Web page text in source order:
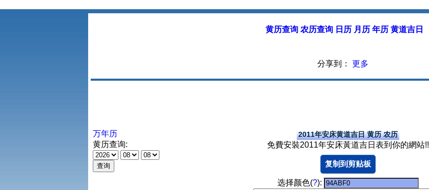
黄历查询 农历查询 日历 月历 年历 黄道吉日
分享到： 更多
万年历
黄历查询:
2011年安床黄道吉日 黄历 农历
免費安裝2011年安床黃道吉日表到你的網站!!
复制到剪贴板
选择颜色(?):